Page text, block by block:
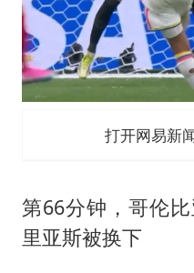
打开网易新
第66分钟，哥伦
里亚斯被换下